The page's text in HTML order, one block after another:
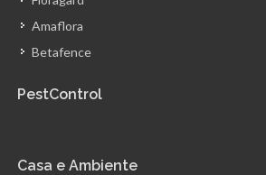
Amaflora
Betafence
PestControl
Casa e Ambiente